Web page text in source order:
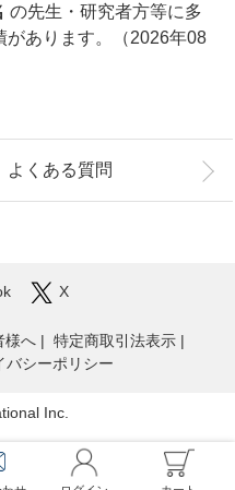
の先生・研究者方等に多
があります。（2026年08
よくある質問
X
様へ
特定商取引法表示
バシーポリシー
Inc.